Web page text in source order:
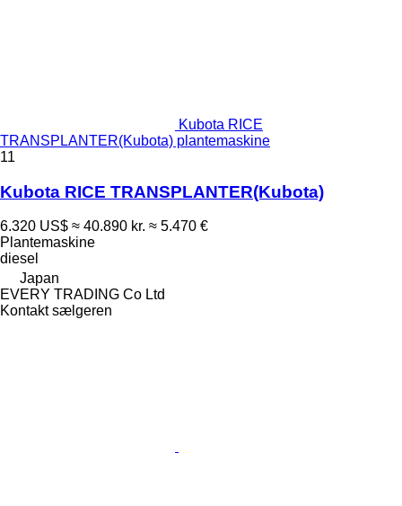
Kubota RICE
TRANSPLANTER(Kubota) plantemaskine
11
Kubota RICE TRANSPLANTER(Kubota)
6.320 US$ ≈ 40.890 kr. ≈ 5.470 €
Plantemaskine
diesel
Japan
EVERY TRADING Co Ltd
Kontakt sælgeren